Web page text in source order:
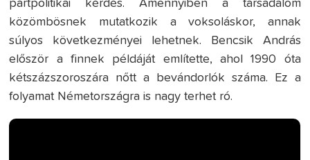
pártpolitikai kérdés. Amennyiben a társadalom
közömbösnek mutatkozik a voksoláskor, annak
súlyos következményei lehetnek. Bencsik András
először a finnek példáját említette, ahol 1990 óta
kétszázszoroszára nőtt a bevándorlók száma. Ez a
folyamat Németországra is nagy terhet ró.